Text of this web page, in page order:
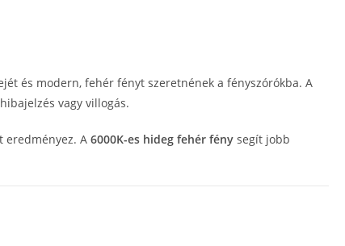
és modern, fehér fényt szeretnének a fényszórókba. A
vagy villogás.
eredményez. A 6000K-es hideg fehér fény segít jobb